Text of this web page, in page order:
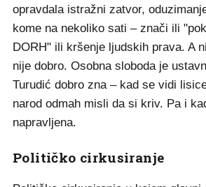
opravdala istražni zatvor,
kome na nekoliko sati – znači ili
DORH" ili kršenje ljudskih prava. A
nije dobro. Osobna sloboda je
Turudić dobro zna – kad se vidi
narod odmah misli da si kriv. Pa i
napravljena.
Političko cirkusiranje